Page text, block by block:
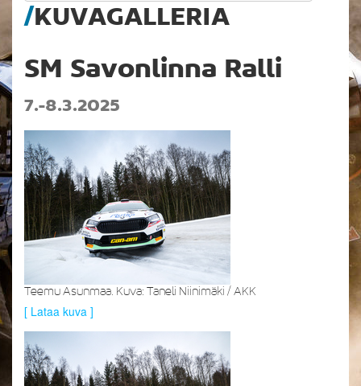
KUVAGALLERIA
SM Savonlinna Ralli
7.-8.3.2025
Teemu Asunmaa. Kuva: Taneli Niinimäki / AKK
[ Lataa kuva ]